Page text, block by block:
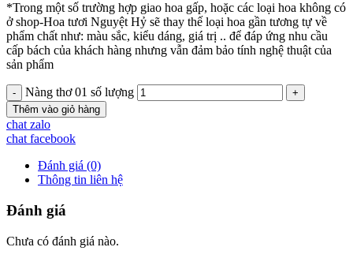
*Trong một số trường hợp giao hoa gấp, hoặc các loại hoa không có
ở shop-Hoa tươi Nguyệt Hỷ sẽ thay thế loại hoa gần tương tự về
phẩm chất như: màu sắc, kiểu dáng, giá trị .. để đáp ứng nhu cầu
cấp bách của khách hàng nhưng vẫn đảm bảo tính nghệ thuật của
sản phẩm
Nàng thơ 01 số lượng
Thêm vào giỏ hàng
chat zalo
chat facebook
Đánh giá (0)
Thông tin liên hệ
Đánh giá
Chưa có đánh giá nào.